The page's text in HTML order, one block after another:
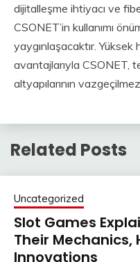
dijitalleşme ihtiyacı ve
CSONET’in kullanımı
yaygınlaşacaktır. Yüksek
avantajlarıyla CSONET,
altyapılarının
Related Posts
Uncategorized
Slot Games
Their Mechanics,
Innovations